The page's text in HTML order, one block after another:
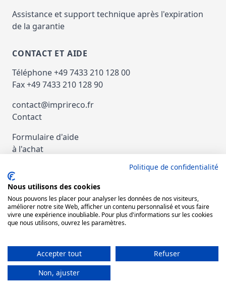
Assistance et support technique après l'expiration
de la garantie
CONTACT ET AIDE
Téléphone +49 7433 210 128 00
Fax +49 7433 210 128 90
contact@imprireco.fr
Contact
Formulaire d'aide
à l'achat
Paiement et Expédition
nachat d'imprimantes et de copieurs
d'occasion
Politique de confidentialité
Nous utilisons des cookies
Nous pouvons les placer pour analyser les données de nos visiteurs,
améliorer notre site Web, afficher un contenu personnalisé et vous faire
vivre une expérience inoubliable. Pour plus d'informations sur les cookies
que nous utilisons, ouvrez les paramètres.
Accepter tout
Refuser
Non, ajuster